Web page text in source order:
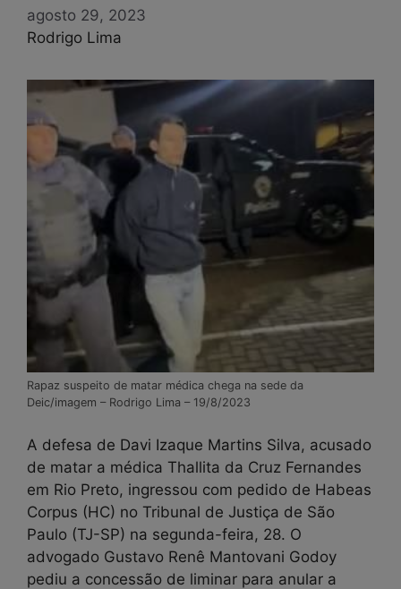
agosto 29, 2023
Rodrigo Lima
Rapaz suspeito de matar médica chega na sede da
Deic/imagem – Rodrigo Lima – 19/8/2023
A defesa de Davi Izaque Martins Silva, acusado
de matar a médica Thallita da Cruz Fernandes
em Rio Preto, ingressou com pedido de Habeas
Corpus (HC) no Tribunal de Justiça de São
Paulo (TJ-SP) na segunda-feira, 28. O
advogado Gustavo Renê Mantovani Godoy
pediu a concessão de liminar para anular a